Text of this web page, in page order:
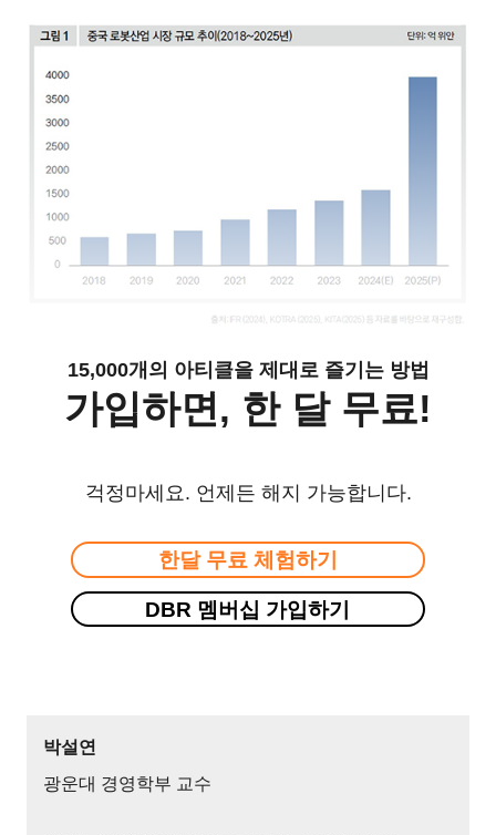
15,000개의 아티클을 제대로 즐기는 방법
가입하면, 한 달 무료!
걱정마세요. 언제든 해지 가능합니다.
한달 무료 체험하기
DBR 멤버십 가입하기
박설연
광운대 경영학부 교수